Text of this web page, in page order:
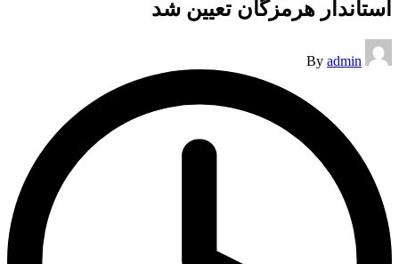
استاندار هرمزگان تعیین شد
Posted
by
By admin